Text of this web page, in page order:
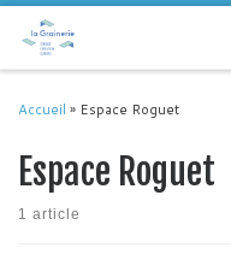
Passer au contenu
Accueil » Espace Roguet
Espace Roguet
1 article